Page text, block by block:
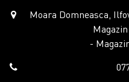
Moara Domneasca,
-